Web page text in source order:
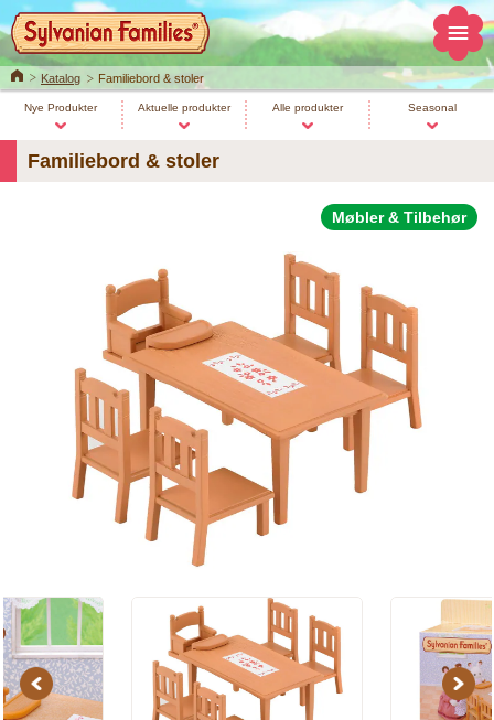
HomeKatalog Familiebord & stoler
Nye Produkter Aktuelle produkter Alle produkter Seasonal
Familiebord & stoler
Møbler & Tilbehør
Previous Next